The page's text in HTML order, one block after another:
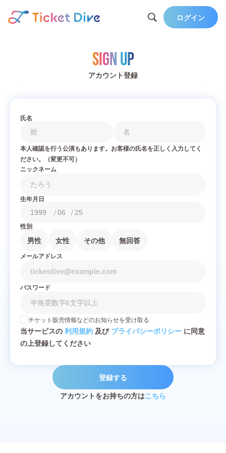
ログイン
Sign Up
アカウント登録
氏名
本人確認を行う公演もあります。お客様の氏名を正しく入力してく
ださい。（変更不可）
ニックネーム
生年月日
/ /
性別
男性 女性 その他 無回答
メールアドレス
パスワード
チケット販売情報などのお知らせを受け取る
当サービスの 利用規約 及び プライバシーポリシー に同意
の上登録してください
登録する
アカウントをお持ちの方はこちら